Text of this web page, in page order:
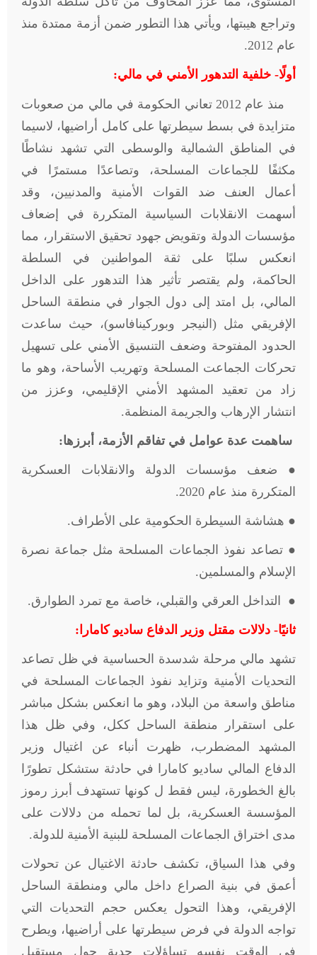
وتراجع هيبتها، ويأتي هذا التطور ضمن أزمة ممتدة منذ
عام 2012.
أولًا- خلفية التدهور الأمني في مالي:
منذ عام 2012 تعاني الحكومة في مالي من صعوبات
متزايدة في بسط سيطرتها على كامل أراضيها، لاسيما
في المناطق الشمالية والوسطى التي تشهد نشاطًا
مكثفًا للجماعات المسلحة، وتصاعدًا مستمرًا في
أعمال العنف ضد القوات الأمنية والمدنيين، وقد
أسهمت الانقلابات السياسية المتكررة في إضعاف
مؤسسات الدولة وتقويض جهود تحقيق الاستقرار، مما
انعكس سلبًا على ثقة المواطنين في السلطة
الحاكمة، ولم يقتصر تأثير هذا التدهور على الداخل
المالي، بل امتد إلى دول الجوار في منطقة الساحل
الإفريقي مثل (النيجر وبوركينافاسو)، حيث ساعدت
الحدود المفتوحة وضعف التنسيق الأمني على تسهيل
تحركات الجماعت المسلحة وتهريب الأساحة، وهو ما
زاد من تعقيد المشهد الأمني الإقليمي، وعزز من
انتشار الإرهاب والجريمة المنظمة.
ساهمت عدة عوامل في تفاقم الأزمة، أبرزها:
● ضعف مؤسسات الدولة والانقلابات العسكرية
المتكررة منذ عام 2020.
● هشاشة السيطرة الحكومية على الأطراف.
● تصاعد نفوذ الجماعات المسلحة مثل جماعة نصرة
الإسلام والمسلمين.
● التداخل العرقي والقبلي، خاصة مع تمرد الطوارق.
ثانيًا- دلالات مقتل وزير الدفاع ساديو كامارا:
تشهد مالي مرحلة شدسدة الحساسية في ظل تصاعد
التحديات الأمنية وتزايد نفوذ الجماعات المسلحة في
مناطق واسعة من البلاد، وهو ما انعكس بشكل مباشر
على استقرار منطقة الساحل ككل، وفي ظل هذا
المشهد المضطرب، ظهرت أنباء عن اغتيال وزير
الدفاع المالي ساديو كامارا في حادثة ستشكل تطورًا
بالغ الخطورة، ليس فقط ل كونها تستهدف أبرز رموز
المؤسسة العسكرية، بل لما تحمله من دلالات على
مدى اختراق الجماعات المسلحة للبنية الأمنية للدولة.
وفي هذا السياق، تكشف حادثة الاغتيال عن تحولات
أعمق في بنية الصراع داخل مالي ومنطقة الساحل
الإفريقي، وهذا التحول يعكس حجم التحديات التي
تواجه الدولة في فرض سيطرتها على أراضيها، ويطرح
في الوقت نفسه تساؤلات جدية حول مستقبل